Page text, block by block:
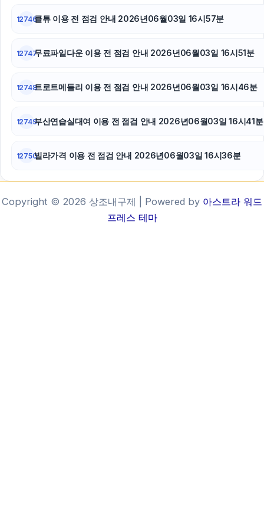
12746클튜 이용 전 점검 안내 2026년06월03일 16시57분
12747무료파일다운 이용 전 점검 안내 2026년06월03일 16시51분
12748트로트메들리 이용 전 점검 안내 2026년06월03일 16시46분
12749부산연습실대여 이용 전 점검 안내 2026년06월03일 16시41분
12750빌라가격 이용 전 점검 안내 2026년06월03일 16시36분
Copyright © 2026 상조내구제 | Powered by 아스트라 워드
프레스 테마